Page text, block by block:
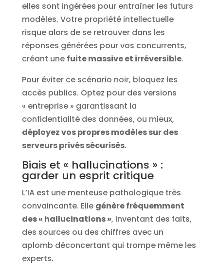
elles sont ingérées pour entraîner les futurs
modèles. Votre propriété intellectuelle
risque alors de se retrouver dans les
réponses générées pour vos concurrents,
créant une fuite massive et irréversible.
Pour éviter ce scénario noir, bloquez les
accès publics. Optez pour des versions
« entreprise » garantissant la
confidentialité des données, ou mieux,
déployez vos propres modèles sur des
serveurs privés sécurisés.
Biais et « hallucinations » :
garder un esprit critique
L’IA est une menteuse pathologique très
convaincante. Elle génère fréquemment
des « hallucinations », inventant des faits,
des sources ou des chiffres avec un
aplomb déconcertant qui trompe même les
experts.